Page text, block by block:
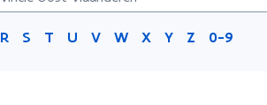
R S T U V W X Y Z 0-9